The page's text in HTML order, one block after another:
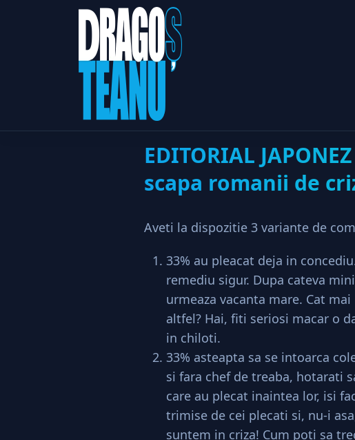
Home
EDITORIAL
scapa romanii de
Aveti la dispozitie 3 variante de
33% au pleacat deja in
remediu sigur. Dupa cateva
urmeaza vacanta mare. Cat
altfel? Hai, fiti seriosi macar o
in chiloti.
33% asteapta sa se intoarca
si fara chef de treaba, hotarati
care au plecat inaintea lor, isi
trimise de cei plecati si, nu-i
suntem in criza! Cum poti sa